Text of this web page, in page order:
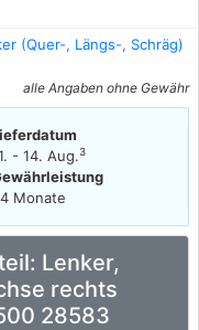
(Quer-, Längs-, Schräg)
alle Angaben ohne Gewähr
- 14. Aug.3
Monate
Lenker,
rechts
28583